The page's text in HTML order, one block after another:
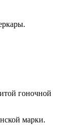
гоночной
марки.